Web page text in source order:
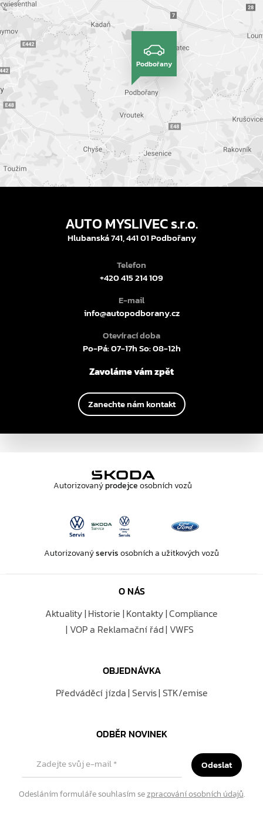
Podbořany
AUTO MYSLIVEC s.r.o.
Hlubanská 741, 441 01 Podbořany
Telefon
+420 415 214 109
E-mail
info@autopodborany.cz
Otevírací doba
Po-Pá: 07-17h So: 08-12h
Zavoláme vám zpět
Zanechte nám kontakt
Autorizovanýprodejceosobních vozů
Autorizovanýservisosobních a užitkových vozů
O NÁS
Aktuality Historie Kontakty Compliance
VOP a Reklamační řád VWFS
OBJEDNÁVKA
Předváděcí jízda Servis STK/emise
ODBĚR NOVINEK
Zadejte svůj e-mail* Odeslat
Odesláním formuláře souhlasím sezpracování osobních údajů.